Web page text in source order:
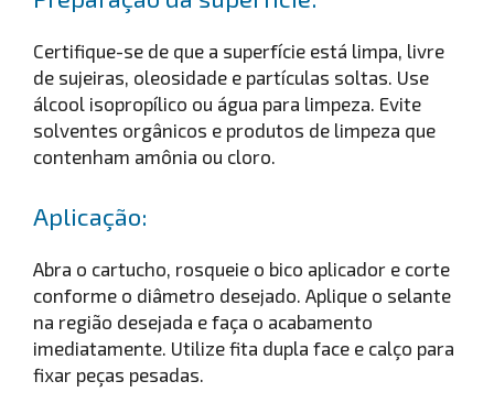
Certifique-se de que a superfície está limpa, livre
de sujeiras, oleosidade e partículas soltas. Use
álcool isopropílico ou água para limpeza. Evite
solventes orgânicos e produtos de limpeza que
contenham amônia ou cloro.
Aplicação:
Abra o cartucho, rosqueie o bico aplicador e corte
conforme o diâmetro desejado. Aplique o selante
na região desejada e faça o acabamento
imediatamente. Utilize fita dupla face e calço para
fixar peças pesadas.